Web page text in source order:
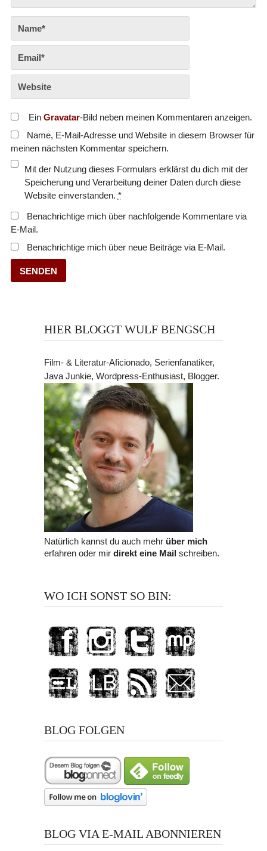
Ein Gravatar-Bild neben meinen Kommentaren anzeigen.
Name, E-Mail-Adresse und Website in diesem Browser für
meinen nächsten Kommentar speichern.
Mit der Nutzung dieses Formulars erklärst du dich mit der
Speicherung und Verarbeitung deiner Daten durch diese
Website einverstanden. *
Benachrichtige mich über nachfolgende Kommentare via
E-Mail.
Benachrichtige mich über neue Beiträge via E-Mail.
HIER BLOGGT WULF BENGSCH
Film- & Literatur-Aficionado, Serienfanatiker,
Java Junkie, Wordpress-Enthusiast, Blogger.
Natürlich kannst du auch mehr über mich
erfahren oder mir direkt eine Mailschreiben.
WO ICH SONST SO BIN:
BLOG FOLGEN
BLOG VIA E-MAIL ABONNIEREN